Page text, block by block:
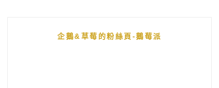
企鵝&草莓的粉絲頁-鵝莓派